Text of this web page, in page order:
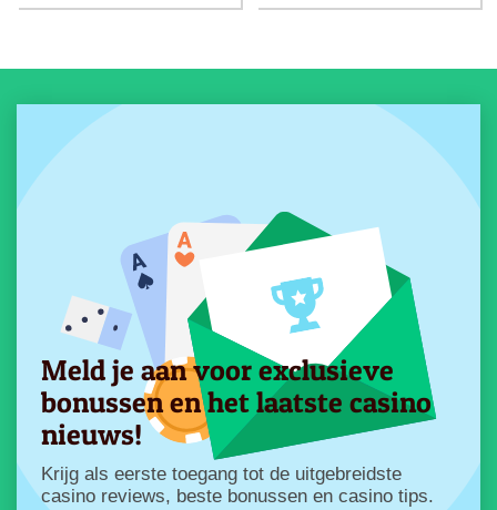
Meld je aan voor exclusieve
bonussen en het laatste casino
nieuws!
Krijg als eerste toegang tot de uitgebreidste
casino reviews, beste bonussen en casino tips.